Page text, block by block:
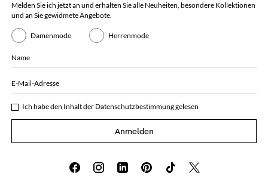
Melden Sie ich jetzt an und erhalten Sie alle Neuheiten, besondere Kollektionen
und an Sie gewidmete Angebote.
Damenmode Herrenmode
Name
E-Mail-Adresse
Ich habe den Inhalt der Datenschutzbestimmunggelesen
Anmelden